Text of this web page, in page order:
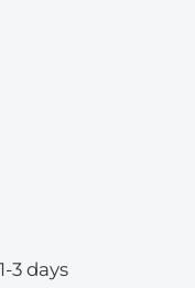
0 von 5 Sternen
3 days